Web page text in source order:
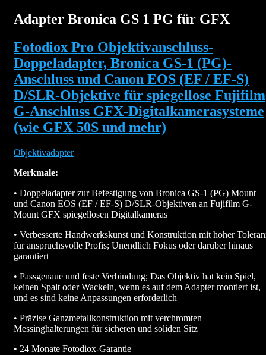
Adapter Bronica GS 1 PG für GFX
Fotodiox Pro Objektivanschluss-
Doppeladapter, Bronica GS-1 (PG)-
Anschluss und Canon EOS (EF / EF-S)
D/SLR-Objektive für spiegellose Fujifilm
G-Anschluss GFX-Digitalkamerasysteme
(wie GFX 50S und mehr)
Objektivadapter
Merkmale:
• Doppeladapter zur Befestigung von Bronica GS-1 (PG) Mount
und Canon EOS (EF / EF-S) D/SLR-Objektiven an Fujifilm G-
Mount GFX spiegellosen Digitalkameras
• Verbesserte Handwerkskunst und Konstruktion mit hoher
für anspruchsvolle Profis; Unendlich Fokus oder darüber hinaus
garantiert
• Passgenaue und feste Verbindung; Das Objektiv hat kein Spiel,
keinen Spalt oder Wackeln, wenn es auf dem Adapter montiert ist,
und es sind keine Anpassungen erforderlich
• Präzise Ganzmetallkonstruktion mit verchromten
Messinghalterungen für sicheren und soliden Sitz
• 24 Monate Fotodiox-Garantie